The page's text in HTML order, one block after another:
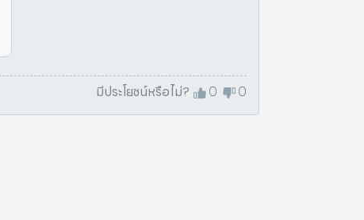
มีประโยชน์หรือไม่? 0 0